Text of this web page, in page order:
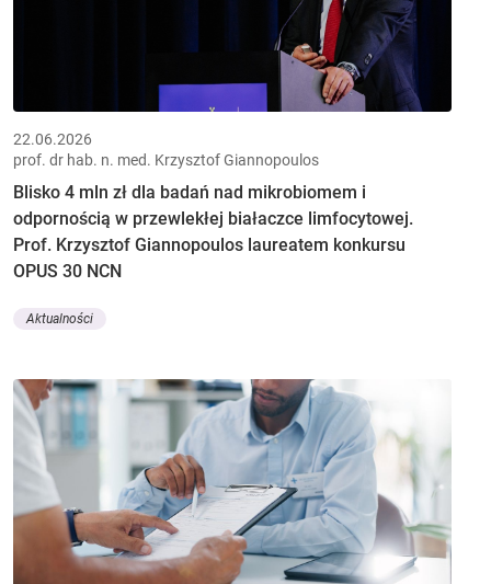
22.06.2026
prof. dr hab. n. med. Krzysztof Giannopoulos
Blisko 4 mln zł dla badań nad mikrobiomem i
odpornością w przewlekłej białaczce limfocytowej.
Prof. Krzysztof Giannopoulos laureatem konkursu
OPUS 30 NCN
Aktualności